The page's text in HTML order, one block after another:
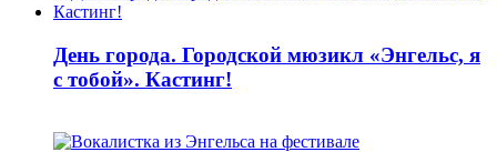
День города. Городской мюзикл «Энгельс, я
с тобой». Кастинг!